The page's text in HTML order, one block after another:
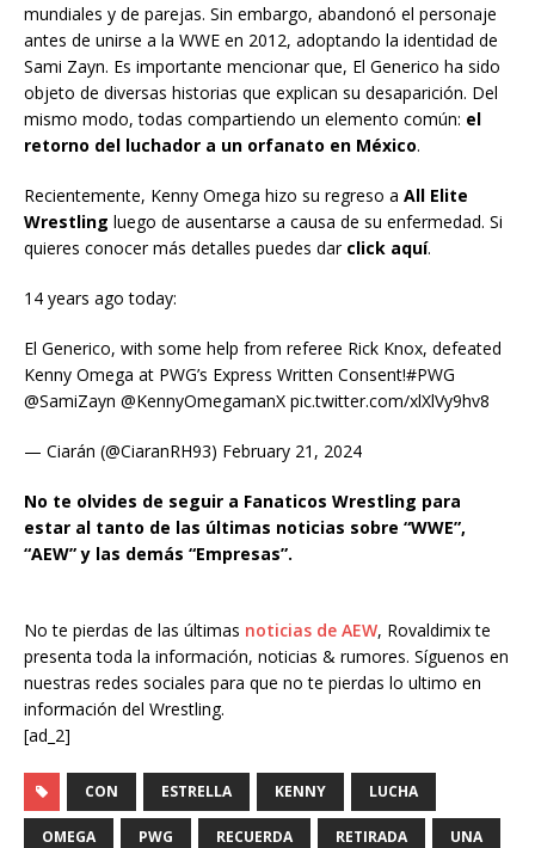
mundiales y de parejas. Sin embargo, abandonó el personaje
antes de unirse a la WWE en 2012, adoptando la identidad de
Sami Zayn. Es importante mencionar que, El Generico ha sido
objeto de diversas historias que explican su desaparición. Del
mismo modo, todas compartiendo un elemento común: el
retorno del luchador a un orfanato en México.
Recientemente, Kenny Omega hizo su regreso a All Elite
Wrestling luego de ausentarse a causa de su enfermedad. Si
quieres conocer más detalles puedes dar click aquí.
14 years ago today:
El Generico, with some help from referee Rick Knox, defeated
Kenny Omega at PWG’s Express Written Consent!#PWG
@SamiZayn @KennyOmegamanX pic.twitter.com/xlXlVy9hv8
— Ciarán (@CiaranRH93) February 21, 2024
No te olvides de seguir a Fanaticos Wrestling para
estar al tanto de las últimas noticias sobre “WWE”,
“AEW” y las demás “Empresas”.
No te pierdas de las últimas noticias de AEW, Rovaldimix te
presenta toda la información, noticias & rumores. Síguenos en
nuestras redes sociales para que no te pierdas lo ultimo en
información del Wrestling.
[ad_2]
CON ESTRELLA KENNY LUCHA
OMEGA PWG RECUERDA RETIRADA UNA